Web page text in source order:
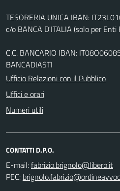
TESORERIA UNICA IBAN:
c/o BANCA D'ITALIA (solo per Enti
C.C. BANCARIO IBAN:
BANCADIASTI
Ufficio Relazioni con il Pubblico
Uffici e orari
Numeri utili
CONTATTI D.P.O.
E-mail:
PEC: